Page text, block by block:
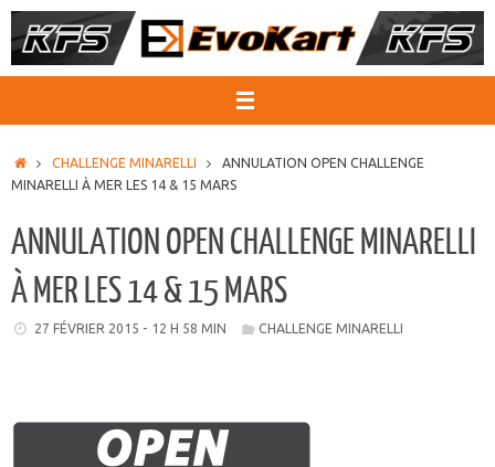
Passer
au
ACCUEIL
CHALLENGE MINARELLI
ANNULATION OPEN CHALLENGE
MINARELLI À MER LES 14 & 15 MARS
ANNULATION OPEN CHALLENGE MINARELLI
À MER LES 14 & 15 MARS
27 FÉVRIER 2015 - 12 H 58 MIN CHALLENGE MINARELLI